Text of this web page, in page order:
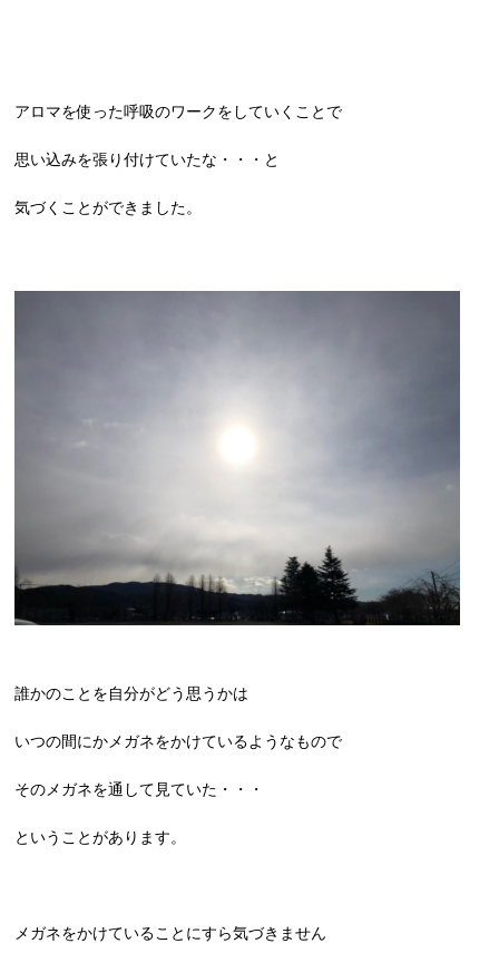
アロマを使った呼吸のワークをしていくことで
思い込みを張り付けていたな・・・と
気づくことができました。
誰かのことを自分がどう思うかは
いつの間にかメガネをかけているようなもので
そのメガネを通して見ていた・・・
ということがあります。
メガネをかけていることにすら気づきません